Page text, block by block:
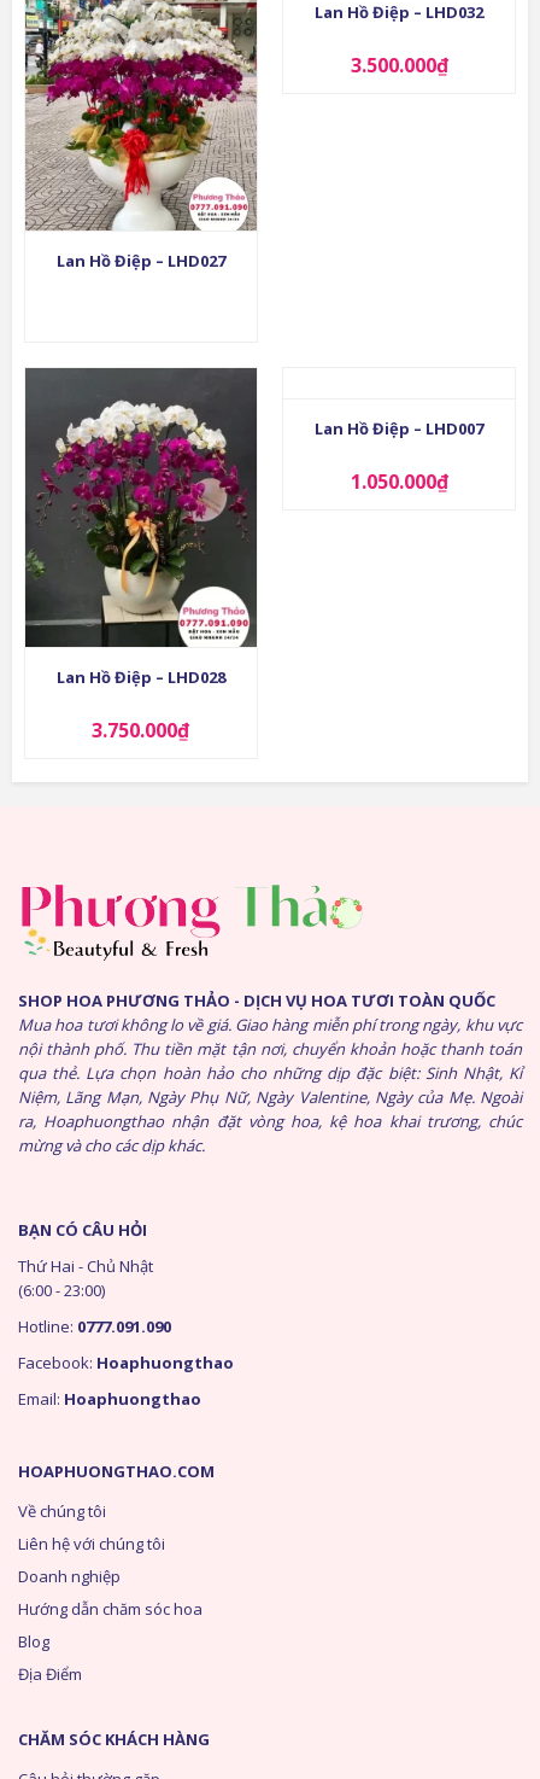
Lan Hồ Điệp – LHD027
Lan Hồ Điệp – LHD032
3.500.000₫
Lan Hồ Điệp – LHD028
3.750.000₫
Lan Hồ Điệp – LHD007
1.050.000₫
SHOP HOA PHƯƠNG THẢO - DỊCH VỤ HOA TƯƠI TOÀN QUỐC
Mua hoa tươi không lo về giá. Giao hàng miễn phí trong ngày, khu vực
nội thành phố. Thu tiền mặt tận nơi, chuyển khoản hoặc thanh toán
qua thẻ. Lựa chọn hoàn hảo cho những dịp đặc biệt: Sinh Nhật, Kỉ
Niệm, Lãng Mạn, Ngày Phụ Nữ, Ngày Valentine, Ngày của Mẹ. Ngoài
ra, Hoaphuongthao nhận đặt vòng hoa, kệ hoa khai trương, chúc
mừng và cho các dịp khác.
HOAPHUONGTHAO.COM
Về chúng tôi
Liên hệ với chúng tôi
Doanh nghiệp
Hướng dẫn chăm sóc hoa
Blog
Địa Điểm
CHĂM SÓC KHÁCH HÀNG
BẠN CÓ CÂU HỎI
Thứ Hai - Chủ Nhật
(6:00 - 23:00)
Hotline: 0777.091.090
Facebook: Hoaphuongthao
Email: Hoaphuongthao